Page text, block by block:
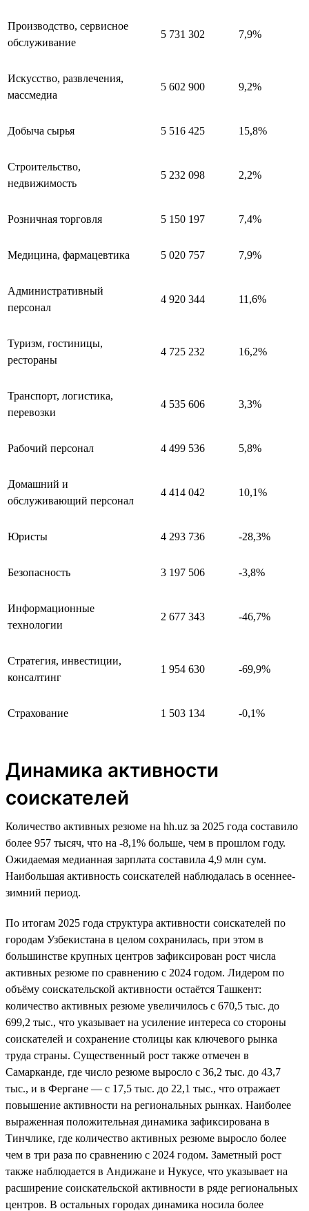
Производство, сервисное
обслуживание
5 731 302 7,9%
Искусство, развлечения,
массмедиа
5 602 900 9,2%
Добыча сырья 5 516 425 15,8%
Строительство,
недвижимость
5 232 098 2,2%
Розничная торговля 5 150 197 7,4%
Медицина, фармацевтика 5 020 757 7,9%
Административный
персонал
4 920 344 11,6%
Туризм, гостиницы,
рестораны
4 725 232 16,2%
Транспорт, логистика,
перевозки
4 535 606 3,3%
Рабочий персонал 4 499 536 5,8%
Домашний и
обслуживающий персонал
4 414 042 10,1%
Юристы 4 293 736 -28,3%
Безопасность 3 197 506 -3,8%
Информационные
технологии
2 677 343 -46,7%
Стратегия, инвестиции,
консалтинг
1 954 630 -69,9%
Страхование 1 503 134 -0,1%
Динамика активности
соискателей
Количество активных резюме на hh.uz за 2025 года составило
более 957 тысяч, что на -8,1% больше, чем в прошлом году.
Ожидаемая медианная зарплата составила 4,9 млн сум.
Наибольшая активность соискателей наблюдалась в осеннее-
зимний период.
По итогам 2025 года структура активности соискателей по
городам Узбекистана в целом сохранилась, при этом в
большинстве крупных центров зафиксирован рост числа
активных резюме по сравнению с 2024 годом. Лидером по
объёму соискательской активности остаётся Ташкент:
количество активных резюме увеличилось с 670,5 тыс. до
699,2 тыс., что указывает на усиление интереса со стороны
соискателей и сохранение столицы как ключевого рынка
труда страны. Существенный рост также отмечен в
Самарканде, где число резюме выросло с 36,2 тыс. до 43,7
тыс., и в Фергане — с 17,5 тыс. до 22,1 тыс., что отражает
повышение активности на региональных рынках. Наиболее
выраженная положительная динамика зафиксирована в
Тинчлике, где количество активных резюме выросло более
чем в три раза по сравнению с 2024 годом. Заметный рост
также наблюдается в Андижане и Нукусе, что указывает на
расширение соискательской активности в ряде региональных
центров. В остальных городах динамика носила более